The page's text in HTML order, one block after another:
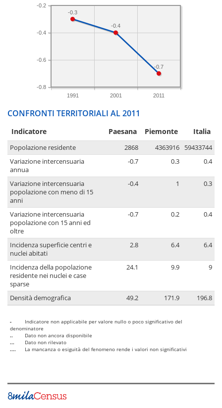
1991 2001 2011
-0.8
-0.6
-0.4
-0.2
-0.7
-0.4
-0.3
CONFRONTI TERRITORIALI AL 2011
Indicatore Paesana Piemonte Italia
Popolazione residente 2868 4363916
59433744
Variazione intercensuaria
annua
-0.7 0.3 0.4
Variazione intercensuaria
popolazione con meno di 15
anni
-0.4 1 0.3
Variazione intercensuaria
popolazione con 15 anni ed
oltre
-0.7 0.2 0.4
Incidenza superficie centri e
nuclei abitati
2.8 6.4 6.4
Incidenza della popolazione
residente nei nuclei e case
sparse
24.1 9.9 9
Densità demografica 49.2 171.9 196.8
-
Indicatore non applicabile per valore nullo o poco significativo del
denominatore
..
Dato non ancora disponibile
...
Dato non rilevato
....
La mancanza o esiguità del fenomeno rende i valori non significativi